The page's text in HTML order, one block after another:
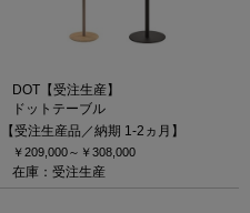
DOT【受注生産】
ドットテーブル
【受注生産品／納期 1-2ヵ月】
￥209,000～ ￥308,000
在庫：受注生産